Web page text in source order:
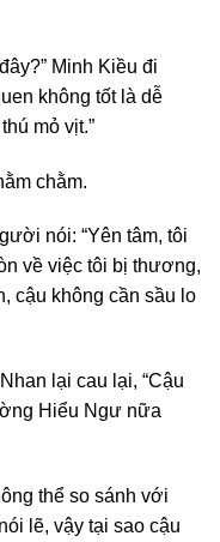
Minh Kiều đi
không tốt là dễ
mỏ vịt.”
chằm.
nói: “Yên tâm, tôi
về việc tôi bị thương,
cậu không cần sầu lo
lại cau lại, “Cậu
Hiểu Ngư nữa
thể so sánh với
lẽ, vậy tại sao cậu